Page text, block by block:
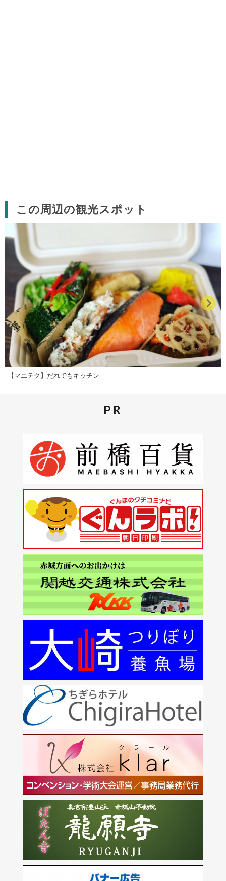
この周辺の観光スポット
【マエテク】だれでもキッチン
PR